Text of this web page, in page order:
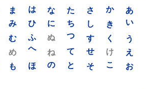
あ
い
う
え
お
か
き
く
け
こ
さ
し
す
せ
そ
た
ち
つ
て
と
な
に
ぬ
ね
の
は
ひ
ふ
へ
ほ
ま
み
む
め
も